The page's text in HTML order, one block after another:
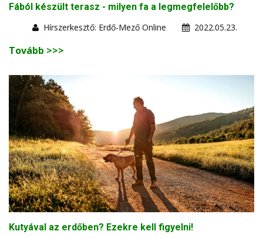
Fából készült terasz - milyen fa a legmegfelelőbb?
Hírszerkesztő: Erdő-Mező Online
2022.05.23.
Tovább >>>
Kutyával az erdőben? Ezekre kell figyelni!